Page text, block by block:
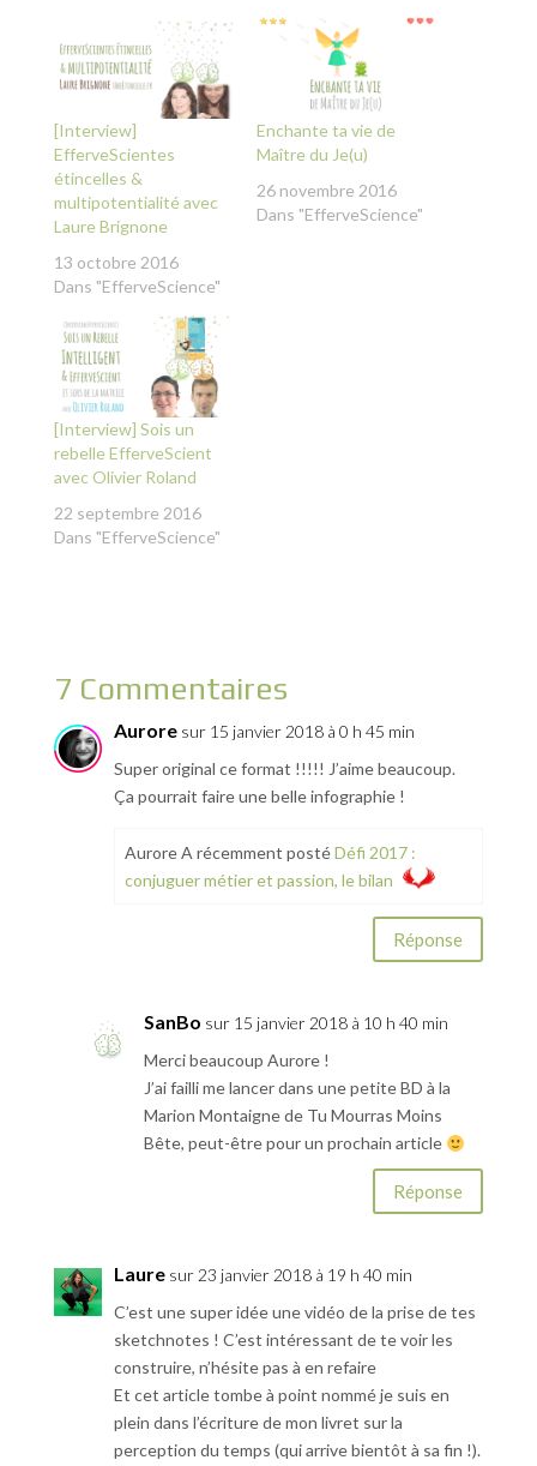
[Interview]
EfferveScientes
étincelles &
multipotentialité avec
Laure Brignone
13 octobre 2016
Dans "EfferveScience"
Enchante ta vie de
Maître du Je(u)
26 novembre 2016
Dans "EfferveScience"
[Interview] Sois un
rebelle EfferveScient
avec Olivier Roland
22 septembre 2016
Dans "EfferveScience"
7 Commentaires
Aurore sur 15 janvier 2018 à 0 h 45 min
Super original ce format !!!!! J’aime beaucoup.
Ça pourrait faire une belle infographie !
Aurore A récemment postéDéfi 2017 :
conjuguer métier et passion, le bilan
Réponse
SanBo sur 15 janvier 2018 à 10 h 40 min
Merci beaucoup Aurore !
J’ai failli me lancer dans une petite BD à la
Marion Montaigne de Tu Mourras Moins
Bête, peut-être pour un prochain article
Réponse
Laure sur 23 janvier 2018 à 19 h 40 min
C’est une super idée une vidéo de la prise de tes
sketchnotes ! C’est intéressant de te voir les
construire, n’hésite pas à en refaire
Et cet article tombe à point nommé je suis en
plein dans l’écriture de mon livret sur la
perception du temps (qui arrive bientôt à sa fin !).